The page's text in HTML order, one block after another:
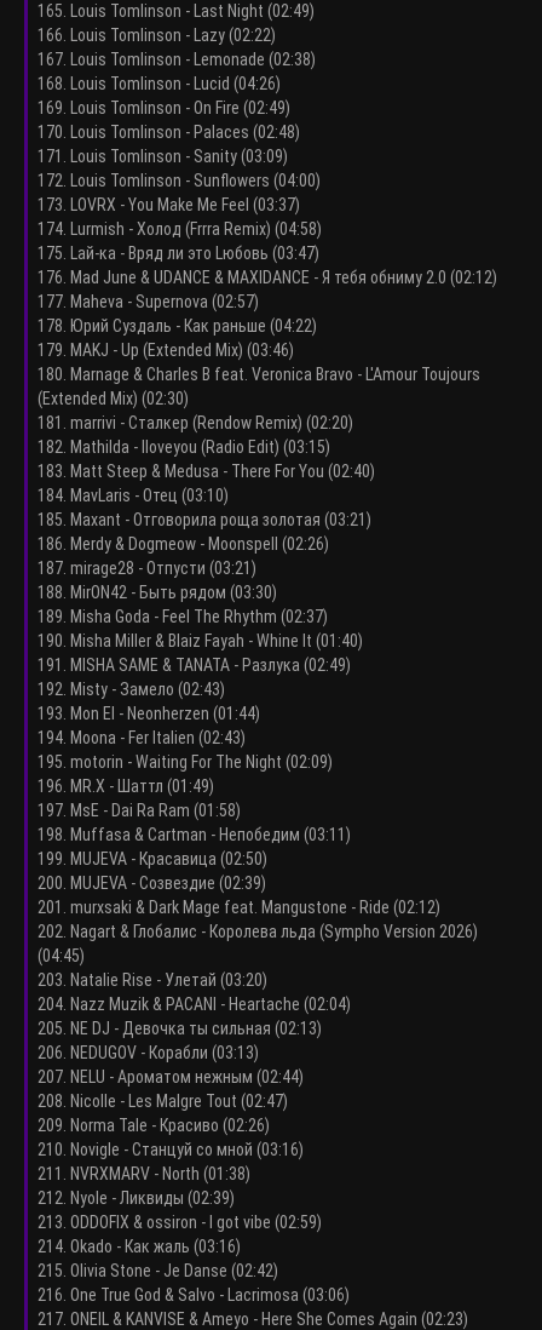
165. Louis Tomlinson - Last Night (02:49)
166. Louis Tomlinson - Lazy (02:22)
167. Louis Tomlinson - Lemonade (02:38)
168. Louis Tomlinson - Lucid (04:26)
169. Louis Tomlinson - On Fire (02:49)
170. Louis Tomlinson - Palaces (02:48)
171. Louis Tomlinson - Sanity (03:09)
172. Louis Tomlinson - Sunflowers (04:00)
173. LOVRX - You Make Me Feel (03:37)
174. Lurmish - Холод (Frrra Remix) (04:58)
175. Lай-ка - Вряд ли это Lюбовь (03:47)
176. Mad June & UDANCE & MAXIDANCE - Я тебя обниму 2.0 (02:12)
177. Maheva - Supernova (02:57)
178. Юрий Суздаль - Как раньше (04:22)
179. MAKJ - Up (Extended Mix) (03:46)
180. Marnage & Charles B feat. Veronica Bravo - L'Amour Toujours
(Extended Mix) (02:30)
181. marrivi - Сталкер (Rendow Remix) (02:20)
182. Mathilda - Iloveyou (Radio Edit) (03:15)
183. Matt Steep & Medusa - There For You (02:40)
184. MavLaris - Отец (03:10)
185. Maxant - Отговорила роща золотая (03:21)
186. Merdy & Dogmeow - Moonspell (02:26)
187. mirage28 - Отпусти (03:21)
188. MirON42 - Быть рядом (03:30)
189. Misha Goda - Feel The Rhythm (02:37)
190. Misha Miller & Blaiz Fayah - Whine It (01:40)
191. MISHA SAME & TANATA - Разлука (02:49)
192. Misty - Замело (02:43)
193. Mon El - Neonherzen (01:44)
194. Moona - Fer Italien (02:43)
195. motorin - Waiting For The Night (02:09)
196. MR.X - Шаттл (01:49)
197. MsE - Dai Ra Ram (01:58)
198. Muffasa & Cartman - Непобедим (03:11)
199. MUJEVA - Красавица (02:50)
200. MUJEVA - Созвездие (02:39)
201. murxsaki & Dark Mage feat. Mangustone - Ride (02:12)
202. Nagart & Глобалис - Королева льда (Sympho Version 2026)
(04:45)
203. Natalie Rise - Улетай (03:20)
204. Nazz Muzik & PACANI - Heartache (02:04)
205. NE DJ - Девочка ты сильная (02:13)
206. NEDUGOV - Корабли (03:13)
207. NELU - Ароматом нежным (02:44)
208. Nicolle - Les Malgre Tout (02:47)
209. Norma Tale - Красиво (02:26)
210. Novigle - Станцуй со мной (03:16)
211. NVRXMARV - North (01:38)
212. Nyole - Ликвиды (02:39)
213. ODDOFIX & ossiron - I got vibe (02:59)
214. Okado - Как жаль (03:16)
215. Olivia Stone - Je Danse (02:42)
216. One True God & Salvo - Lacrimosa (03:06)
217. ONEIL & KANVISE & Ameyo - Here She Comes Again (02:23)